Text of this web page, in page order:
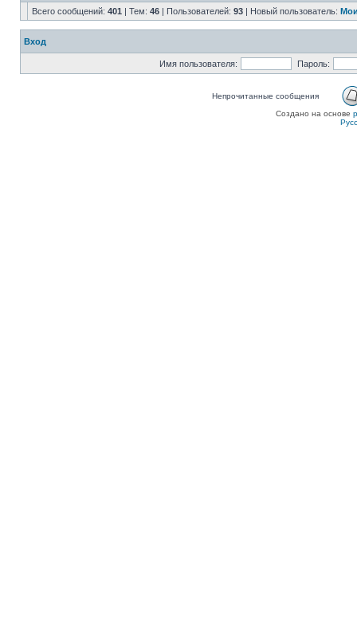
Всего сообщений: 401 | Тем: 46 | Пользователей: 93 | Новый пользователь:
Вход
Имя пользователя: Пароль:
Непрочитанные сообщения
Создано на основе